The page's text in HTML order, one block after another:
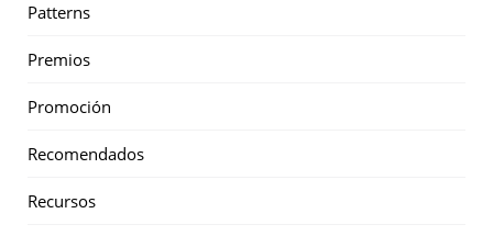
Patterns
Premios
Promoción
Recomendados
Recursos